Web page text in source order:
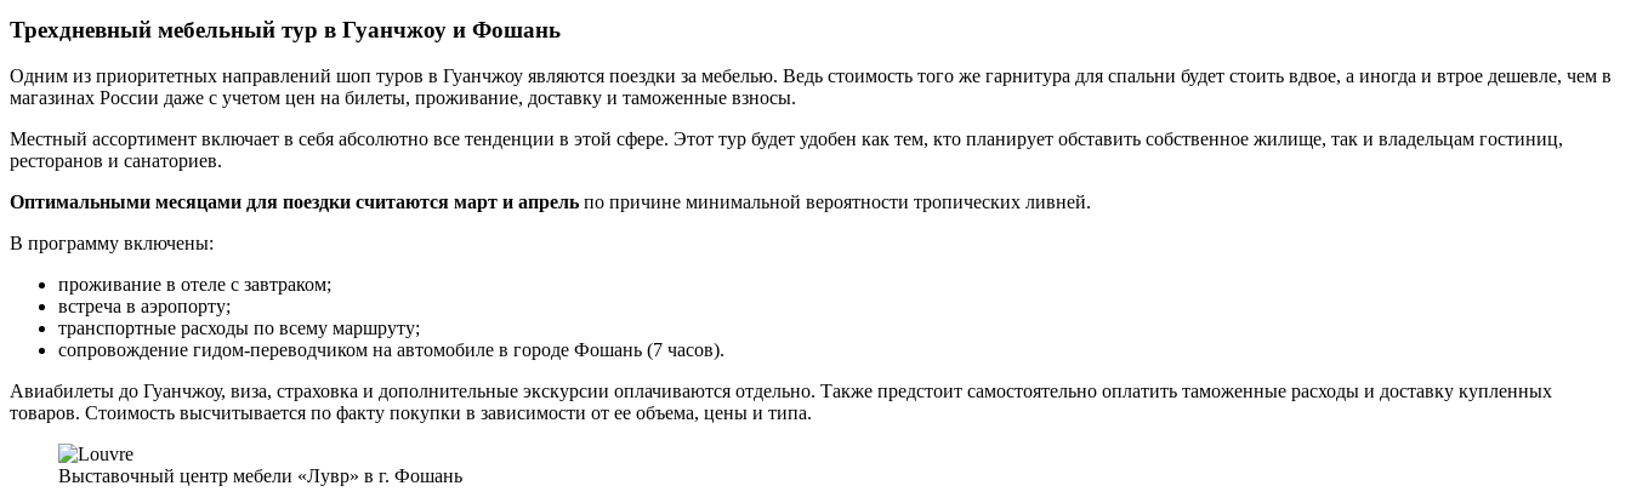
Трехдневный мебельный тур в Гуанчжоу и Фошань
Одним из приоритетных направлений шоп туров в Гуанчжоу являются поездки за мебелью. Ведь стоимость того же гарнитура для спальни будет стоить вдвое, а иногда и втрое дешевле, чем в
магазинах России даже с учетом цен на билеты, проживание, доставку и таможенные взносы.
Местный ассортимент включает в себя абсолютно все тенденции в этой сфере. Этот тур будет удобен как тем, кто планирует обставить собственное жилище, так и владельцам гостиниц,
ресторанов и санаториев.
Оптимальными месяцами для поездки считаются март и апрель по причине минимальной вероятности тропических ливней.
В программу включены:
проживание в отеле с завтраком;
встреча в аэропорту;
транспортные расходы по всему маршруту;
сопровождение гидом-переводчиком на автомобиле в городе Фошань (7 часов).
Авиабилеты до Гуанчжоу, виза, страховка и дополнительные экскурсии оплачиваются отдельно. Также предстоит самостоятельно оплатить таможенные расходы и доставку купленных
товаров. Стоимость высчитывается по факту покупки в зависимости от ее объема, цены и типа.
Выставочный центр мебели «Лувр» в г. Фошань